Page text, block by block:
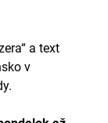
a text
v